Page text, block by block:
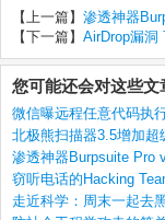
【上一篇】 渗透神器
【下一篇】 AirDrop漏洞
您可能还会对这些文
微信曝远程任意代码执
北极熊扫描器3.5增加
渗透神器Burpsuite Pro
窃听电话的Hacking
走近科学：周末一起去